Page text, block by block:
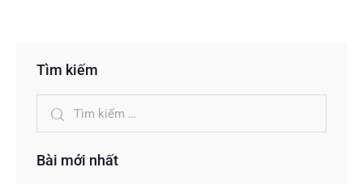
Tìm kiếm
Bài mới nhất